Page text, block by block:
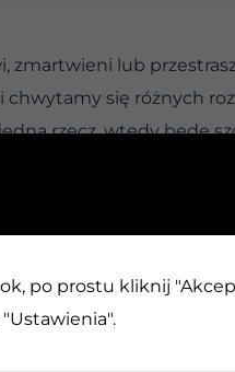
zmartwieni lub
się różnych
rzecz, wtedy będę
naszego życia.
wnoszą miłość i
uzdrowienie nie
znikają. Nawet jeśli
pozostaną w nas.
po prostu kliknij